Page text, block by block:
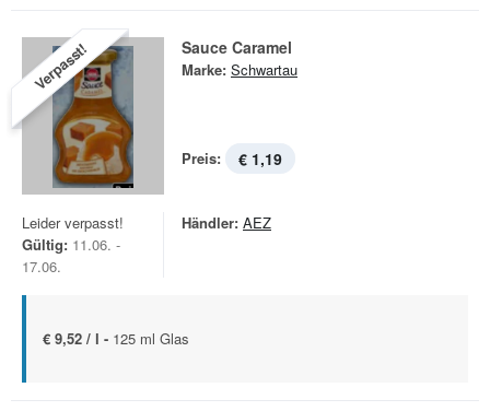
Verpasst! Sauce Caramel
Marke: Schwartau
Preis: € 1,19
Leider verpasst!
Gültig: 11.06. -
17.06.
Händler: AEZ
€ 9,52 / l - 125 ml Glas